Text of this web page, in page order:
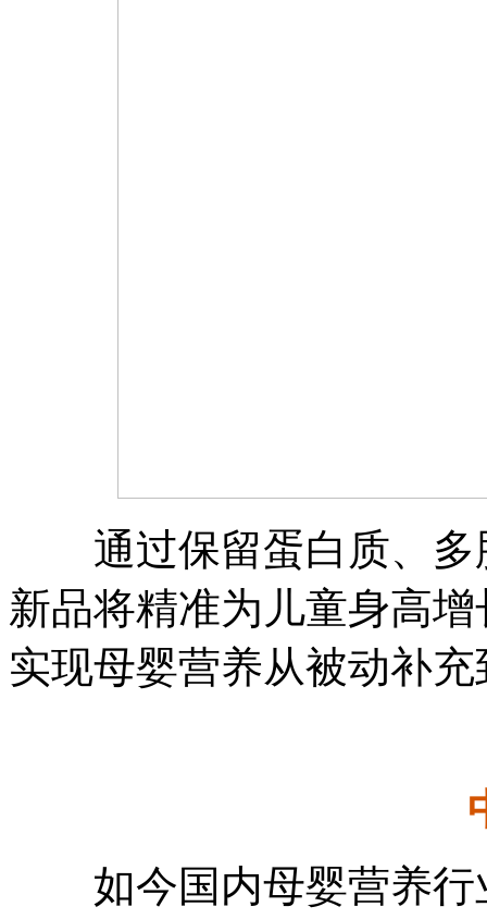
通过保留蛋白质、多
新品将精准为儿童身高
实现母婴营养从被动补
如今国内母婴营养行